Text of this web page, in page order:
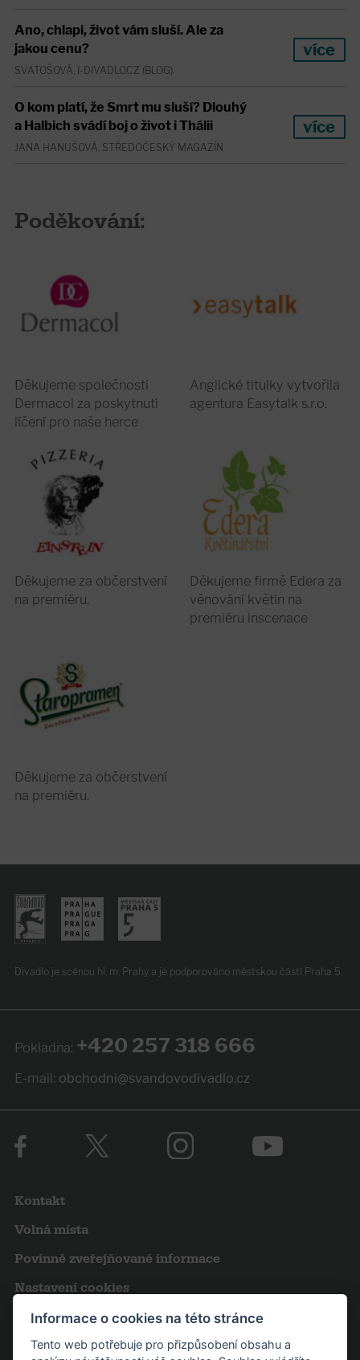
Ano, chlapi, život vám sluší. Ale za
jakou cenu?
SVATOŠOVÁ, I-DIVADLO.CZ (BLOG)
více
O kom platí, že Smrt mu sluší? Dlouhý
a Halbich svádí boj o život i Thálii
JANA HANUŠOVÁ, STŘEDOČESKÝ MAGAZÍN
více
Poděkování:
Děkujeme společnosti
Dermacol za poskytnutí
líčení pro naše herce
Anglické titulky vytvořila
agentura Easytalk s.r.o.
Děkujeme za občerstvení
na premiéru.
Děkujeme firmě Edera za
věnování květin na
premiéru inscenace
Děkujeme za občerstvení
na premiéru.
Divadlo je scénou hl. m. Prahy a je podporováno městskou částí Praha 5.
Pokladna: +420 257 318 666
E-mail: obchodni@svandovodivadlo.cz
Kontakt
Volná místa
Povinně zveřejňované informace
Nastavení cookies
Obchodní podmínky
Výroční zprávy
Informace o cookies na této stránce
Tento web potřebuje pro přizpůsobení obsahu a